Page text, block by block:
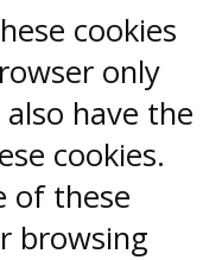
cookies
only
have the
cookies.
of these
browsing